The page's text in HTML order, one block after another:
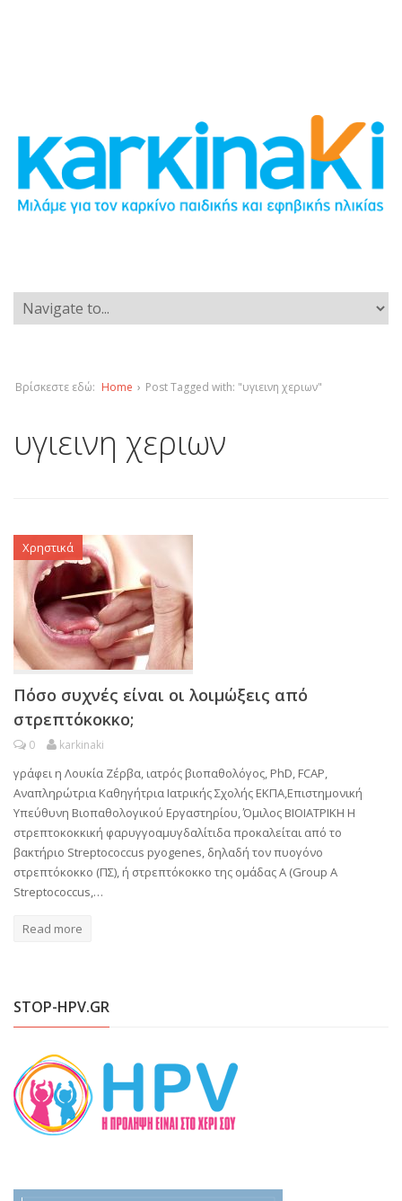
Βρίσκεστε εδώ: Home › Post Tagged with: "υγιεινη χεριων"
υγιεινη χεριων
Χρηστικά
Πόσο συχνές είναι οι λοιμώξεις από
στρεπτόκοκκο;
0 karkinaki
γράφει η Λουκία Ζέρβα, ιατρός βιοπαθολόγος, PhD, FCAP,
Αναπληρώτρια Καθηγήτρια Ιατρικής Σχολής ΕΚΠΑ,Επιστημονική
Υπεύθυνη Βιοπαθολογικού Εργαστηρίου, Όμιλος ΒΙΟΙΑΤΡΙΚΗ Η
στρεπτοκοκκική φαρυγγοαμυγδαλίτιδα προκαλείται από το
βακτήριο Streptococcus pyogenes, δηλαδή τον πυογόνο
στρεπτόκοκκο (ΠΣ), ή στρεπτόκοκκο της ομάδας Α (Group A
Streptococcus,…
Read more
STOP-HPV.GR